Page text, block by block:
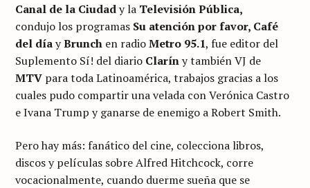
Canal de la Ciudady la Televisión Pública,
condujo los programas Su atención por favor, Café
del díayBrunch en radioMetro 95.1, fue editor del
Suplemento Sí! del diario Claríny también VJ de
MTV para toda Latinoamérica, trabajos gracias a los
cuales pudo compartir una velada con Verónica Castro
e Ivana Trump y ganarse de enemigo a Robert Smith.
Pero hay más: fanático del cine, colecciona libros,
discos y películas sobre Alfred Hitchcock, corre
vocacionalmente, cuando duerme sueña que se